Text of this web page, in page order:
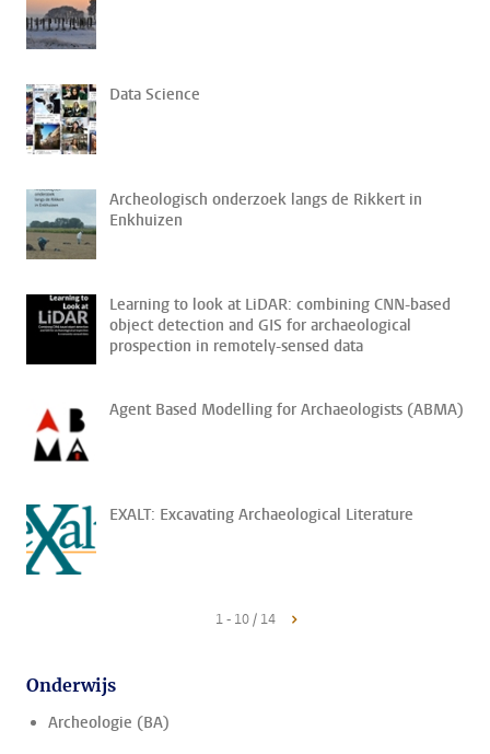
Data Science
Archeologisch onderzoek langs de Rikkert in
Enkhuizen
Learning to look at LiDAR: combining CNN-based
object detection and GIS for archaeological
prospection in remotely-sensed data
Agent Based Modelling for Archaeologists (ABMA)
EXALT: Excavating Archaeological Literature
1 - 10 / 14
Onderwijs
Archeologie (BA)